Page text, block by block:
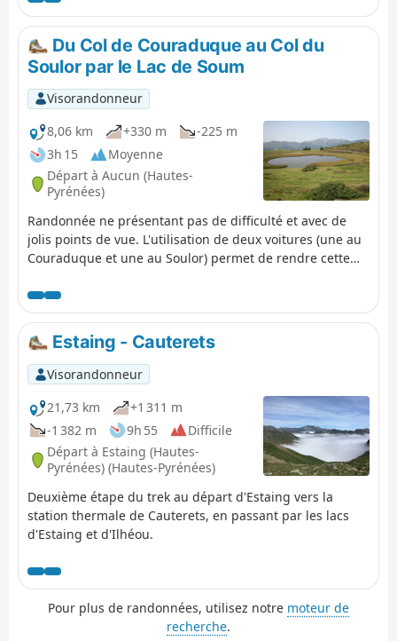
Du Col de Couraduque au Col du
Soulor par le Lac de Soum
Visorandonneur
8,06 km
+330 m
-225 m
3h 15
Moyenne
Départ à Aucun (Hautes-
Pyrénées)
Randonnée ne présentant pas de difficulté et avec de
jolis points de vue. L'utilisation de deux voitures (une au
Couraduque et une au Soulor) permet de rendre cette
faire par le même itinéraire en sens inverse.
Estaing - Cauterets
Visorandonneur
21,73 km
+1 311 m
-1 382 m
9h 55
Difficile
Départ à Estaing (Hautes-
Pyrénées) (Hautes-Pyrénées)
Deuxième étape du trek au départ d'Estaing vers la
station thermale de Cauterets, en passant par les lacs
d'Estaing et d'Ilhéou.
Pour plus de randonnées, utilisez notre moteur de
recherche.